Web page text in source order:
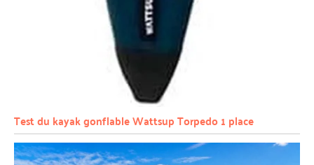
Test du kayak gonflable Wattsup Torpedo 1 place